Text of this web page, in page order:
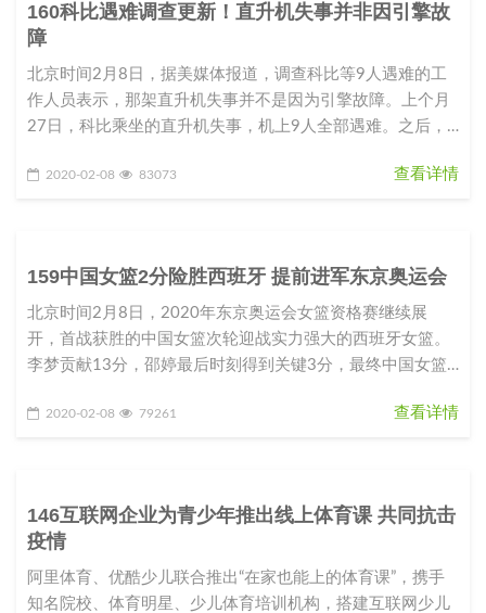
160科比遇难调查更新！直升机失事并非因引擎故
障
北京时间2月8日，据美媒体报道，调查科比等9人遇难的工
作人员表示，那架直升机失事并不是因为引擎故障。上个月
27日，科比乘坐的直升机失事，机上9人全部遇难。之后，
2020-02-08 83073 查看详情
159中国女篮2分险胜西班牙 提前进军东京奥运会
北京时间2月8日，2020年东京奥运会女篮资格赛继续展
开，首战获胜的中国女篮次轮迎战实力强大的西班牙女篮。
李梦贡献13分，邵婷最后时刻得到关键3分，最终中国女篮
2020-02-08 79261 查看详情
146互联网企业为青少年推出线上体育课 共同抗击
疫情
阿里体育、优酷少儿联合推出“在家也能上的体育课”，携手
知名院校、体育明星、少儿体育培训机构，搭建互联网少儿